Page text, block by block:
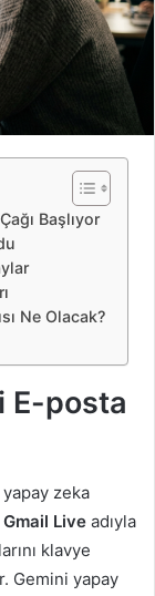
Başlıyor
Ne Olacak?
E-posta
zeka
Gmail Live adıyla
klavye
Gemini yapay